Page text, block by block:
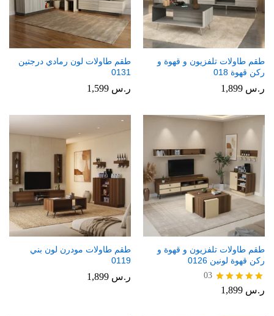
طقم طاولات تلفزيون و قهوة و
ركن قهوة 018
ر.س
طقم طاولات لون رمادي درجتين
0131
ر.س
طقم طاولات تلفزيون و قهوة و
ركن قهوة لونين 0126
تم التقييم
03
ر.س
طقم طاولات مودرن لون بني
0119
ر.س